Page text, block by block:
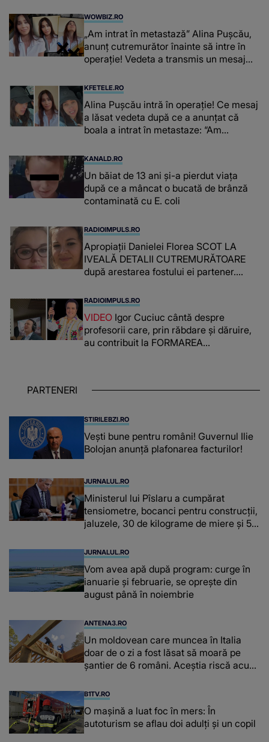
WOWBIZ.RO
„Am intrat în metastază” Alina Pușcău,
anunț cutremurător înainte să intre în
operație! Vedeta a transmis un mesaj
KFETELE.RO
Alina Pușcău intră în operație! Ce mesaj
a lăsat vedeta după ce a anunțat că
boala a intrat în metastaze: “Am
KANALD.RO
Un băiat de 13 ani și-a pierdut viața
după ce a mâncat o bucată de brânză
contaminată cu E. coli
RADIOIMPULS.RO
Apropiații Danielei Florea SCOT LA
IVEALĂ DETALII CUTREMURĂTOARE
după arestarea fostului ei partener.
românca ucisă în Italia și ascunsă în
lada unui pat: " Îmi pare rău că nu am
reușit să fac mai mult pentru ea și..."
RADIOIMPULS.RO
VIDEO Igor Cuciuc cântă despre
profesorii care, prin răbdare și dăruire,
au contribuit la FORMAREA
chiar și după trecerea anilor: "De
PARTENERI
STIRILEBZI.RO
Vești bune pentru români! Guvernul Ilie
Bolojan anunță plafonarea facturilor!
JURNALUL.RO
Ministerul lui Pîslaru a cumpărat
tensiometre, bocanci pentru construcții,
jaluzele, 30 de kilograme de miere și 50
JURNALUL.RO
Vom avea apă după program: curge în
ianuarie și februarie, se oprește din
august până în noiembrie
ANTENA3.RO
Un moldovean care muncea în Italia
doar de o zi a fost lăsat să moară pe
şantier de 6 români. Aceștia riscă acum
B1TV.RO
O maşină a luat foc în mers: În
autoturism se aflau doi adulți și un copil